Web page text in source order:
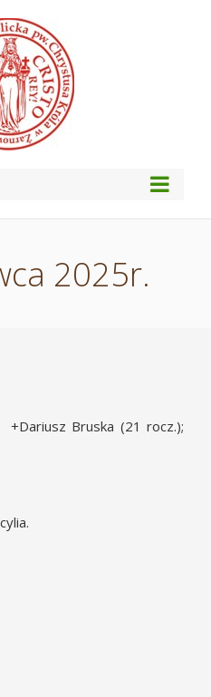
2025r.
Bruska (21 rocz.);